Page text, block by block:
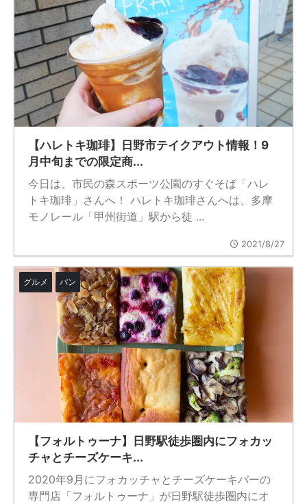
【ハレトキ珈琲】日野市テイクアウト情報！9
月中旬までの限定商...
今日は、市民の森スポーツ公園のすぐそば「ハレ
トキ珈琲」さんへ！ ハレトキ珈琲さんへは、多摩
モノレール「甲州街道」駅から徒 ...
2021/8/27
グルメ パン
【フォルトゥーナ】日野駅徒歩圏内にフォカッ
チャとチーズケーキ...
2020年9月にフォカッチャとチーズケーキバーの
専門店「フォルトゥーナ」が日野駅徒歩圏内にオ